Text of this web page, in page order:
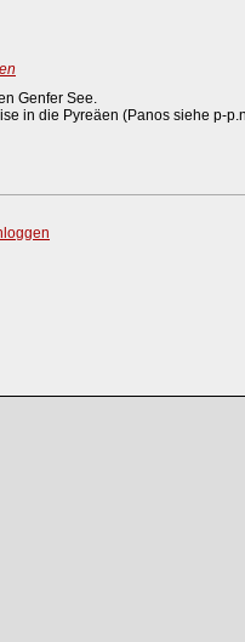
Genfer See.
in die Pyreäen (Panos siehe p-